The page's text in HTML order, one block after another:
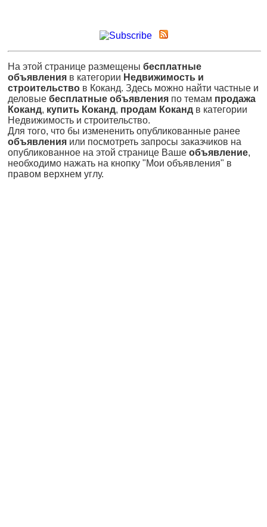
На этой странице размещены бесплатные
объявления в категории Недвижимость и
строительство в Коканд. Здесь можно найти частные и
деловые бесплатные объявления по темам продажа
Коканд, купить Коканд, продам Коканд в категории
Недвижимость и строительство.
Для того, что бы измененить опубликованные ранее
объявления или посмотреть запросы заказчиков на
опубликованное на этой странице Ваше объявление,
необходимо нажать на кнопку "Мои объявления" в
правом верхнем углу.